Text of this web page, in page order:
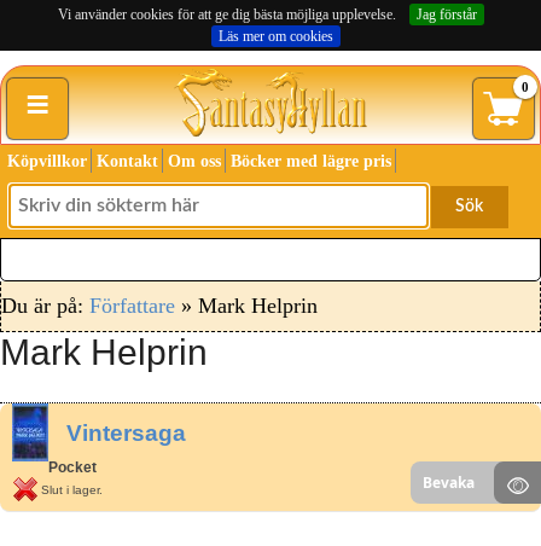
Vi använder cookies för att ge dig bästa möjliga upplevelse.
Jag förstår
Läs mer om cookies
≡ 0
Köpvillkor Kontakt Om oss Böcker med lägre pris
Sök
Du är på: Författare » Mark Helprin
Mark Helprin
Vintersaga
Pocket
Slut i lager. Bevaka